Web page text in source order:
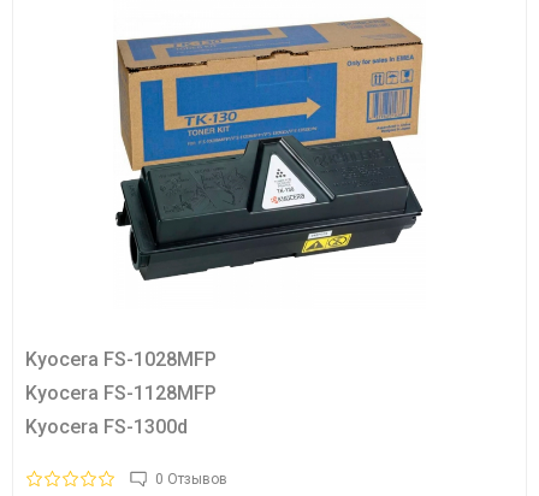
Kyocera FS-1028MFP
Kyocera FS-1128MFP
Kyocera FS-1300d
0 Отзывов